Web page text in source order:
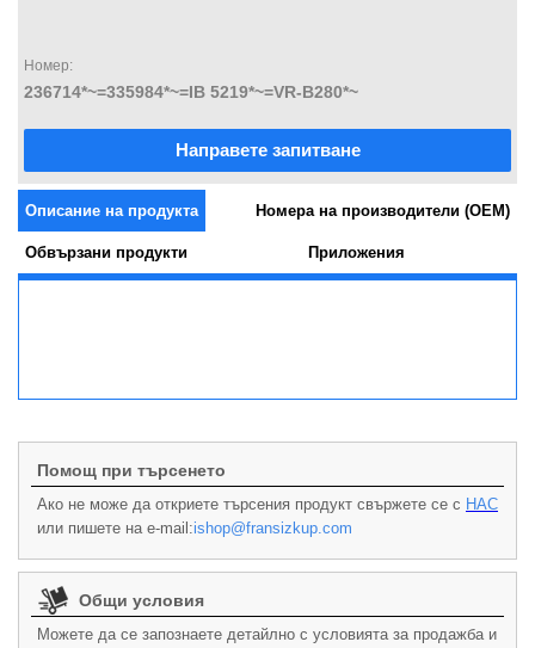
Номер:
236714*~=335984*~=IB 5219*~=VR-B280*~
Направете запитване
Описание на продукта Номера на производители (OEM)
Обвързани продукти Приложения
Помощ при търсенето
Ако не може да откриете търсения продукт свържете се с НАС
или пишете на e-mail:ishop@fransizkup.com
Общи условия
Можете да се запознаете детайлно с условията за продажба и